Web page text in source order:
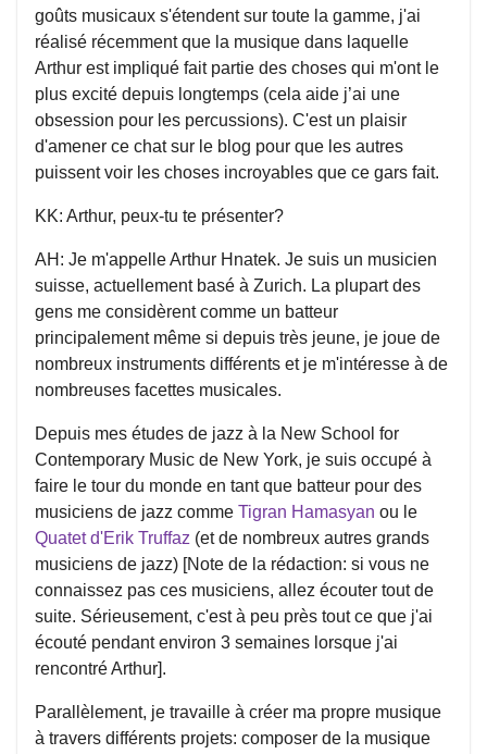
goûts musicaux s'étendent sur toute la gamme, j'ai
réalisé récemment que la musique dans laquelle
Arthur est impliqué fait partie des choses qui m'ont le
plus excité depuis longtemps (cela aide j’ai une
obsession pour les percussions). C'est un plaisir
d'amener ce chat sur le blog pour que les autres
puissent voir les choses incroyables que ce gars fait.
KK: Arthur, peux-tu te présenter?
AH: Je m'appelle Arthur Hnatek. Je suis un musicien
suisse, actuellement basé à Zurich. La plupart des
gens me considèrent comme un batteur
principalement même si depuis très jeune, je joue de
nombreux instruments différents et je m'intéresse à de
nombreuses facettes musicales.
Depuis mes études de jazz à la New School for
Contemporary Music de New York, je suis occupé à
faire le tour du monde en tant que batteur pour des
musiciens de jazz comme Tigran Hamasyan ou le
Quatet d'Erik Truffaz (et de nombreux autres grands
musiciens de jazz) [Note de la rédaction: si vous ne
connaissez pas ces musiciens, allez écouter tout de
suite. Sérieusement, c'est à peu près tout ce que j'ai
écouté pendant environ 3 semaines lorsque j'ai
rencontré Arthur].
Parallèlement, je travaille à créer ma propre musique
à travers différents projets: composer de la musique